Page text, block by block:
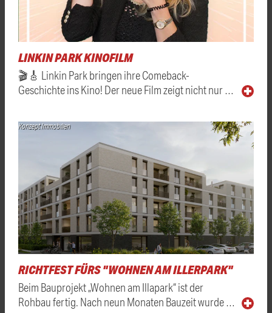
LINKIN PARK KINOFILM
🎬🎸 Linkin Park bringen ihre Comeback-
Geschichte ins Kino! Der neue Film zeigt nicht nur …
Konzept Immobilien
RICHTFEST FÜRS "WOHNEN AM ILLERPARK"
Beim Bauprojekt „Wohnen am Illapark“ ist der
Rohbau fertig. Nach neun Monaten Bauzeit wurde …